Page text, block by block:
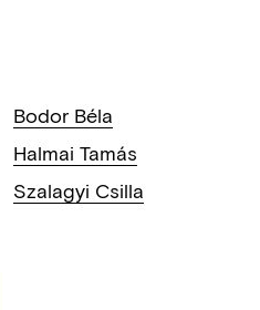
Bodor Béla
Halmai Tamás
Szalagyi Csilla